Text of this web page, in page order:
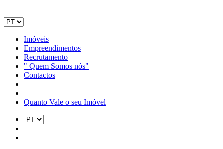
Imóveis
Empreendimentos
Recrutamento
" Quem Somos nós"
Contactos
Quanto Vale o seu Imóvel